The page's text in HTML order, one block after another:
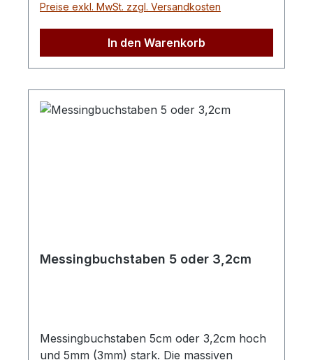
Preise exkl. MwSt. zzgl. Versandkosten
In den Warenkorb
Messingbuchstaben 5 oder 3,2cm
Messingbuchstaben 5cm oder 3,2cm hoch
und 5mm (3mm) stark. Die massiven